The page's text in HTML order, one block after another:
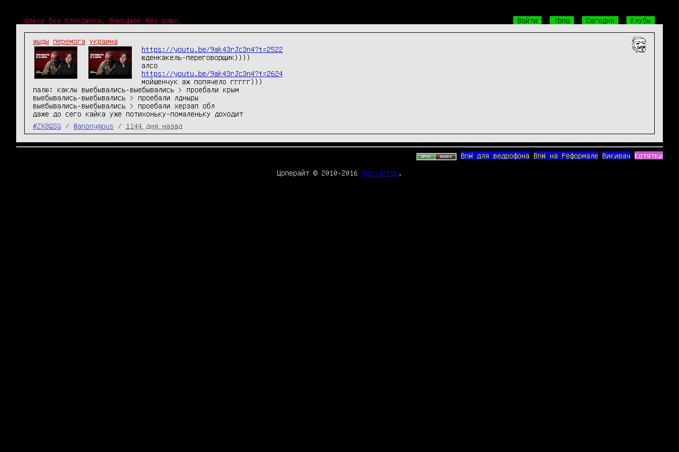
Шлюхи без блекджека, блекджек без шлюх. Войти !bnw Сегодня Клубы
жыды перемога
украина
https://youtu.be/9ak43rJc3n4?t=2522
юденкакель-переговорщик))))
https://youtu.be/9ak43rJc3n4?t=2624
мойшенчук аж попячело ггггг)))
палю: каклы выебывались-выебывались > проебали крым
выебывались-выебывались > проебали лдныры
выебывались-выебывались > проебали херзап обл
даже до сего кайка уже потихоньку-помаленьку доходит
#ZX8QSG
/ @anonymous / 1144 дня назад
BnW для ведрофона BnW на Реформале Викивач Котятки
Цоперайт © 2010-2016 @stiletto